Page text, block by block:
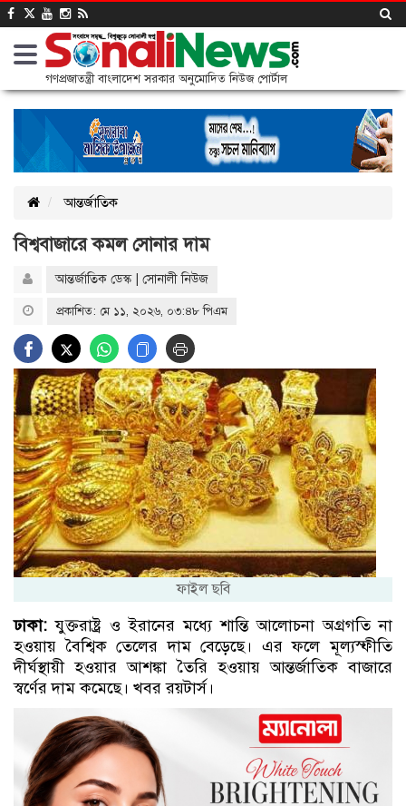
গণপ্রজাতন্ত্রী বাংলাদেশ সরকার অনুমোদিত নিউজ পোর্টাল
আন্তর্জাতিক
বিশ্ববাজারে কমল সোনার দাম
আন্তর্জাতিক ডেস্ক | সোনালী নিউজ
প্রকাশিত: মে ১১, ২০২৬, ০৩:৪৮ পিএম
ফাইল ছবি
ঢাকা:যুক্তরাষ্ট্র ও ইরানের মধ্যে শান্তি আলোচনা অগ্রগতি না
হওয়ায় বৈশ্বিক তেলের দাম বেড়েছে। এর ফলে মূল্যস্ফীতি
দীর্ঘস্থায়ী হওয়ার আশঙ্কা তৈরি হওয়ায় আন্তর্জাতিক বাজারে
স্বর্ণের দাম কমেছে। খবর রয়টার্স।